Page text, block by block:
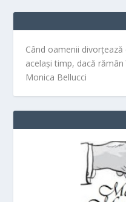
Când oamenii
același timp, dacă
Monica Bellucci